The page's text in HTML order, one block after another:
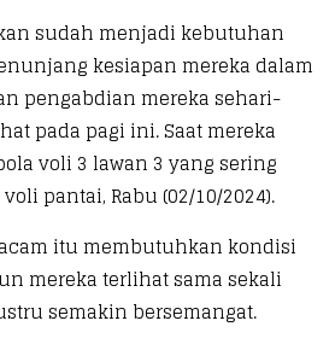
sudah menjadi kebutuhan
kesiapan mereka dalam
pengabdian mereka sehari-
pada pagi ini. Saat mereka
voli 3 lawan 3 yang sering
pantai, Rabu (02/10/2024).
itu membutuhkan kondisi
mereka terlihat sama sekali
semakin bersemangat.